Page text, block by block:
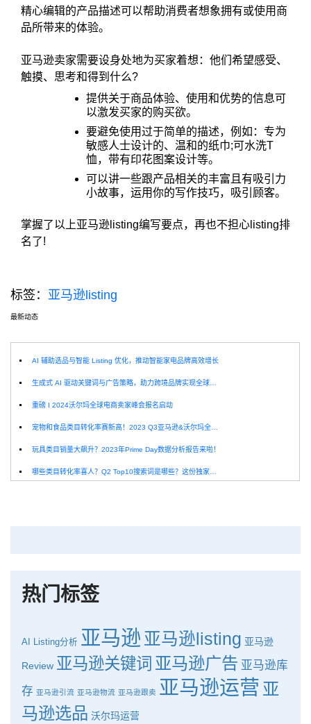
精心编辑的产品描述可以帮助消费者想象拥有或使用商
品所带来的体验。
亚马逊卖家需要设身处地为买家着想：他们希望感受、
触摸、思考和得到什么?
提供关于商品体验、使用和优势的信息可
以激发买家的购买欲。
要避免使用过于简单的描述，例如：专为
敏感人士设计的、温和的纸巾;可水洗T
恤，带有印花图案设计等。
可以讲一些跟产品相关的丰富且有吸引力
小故事，运用你的写作技巧，吸引顾客。
掌握了以上亚马逊listing编写要点，再也不担心listing排
名了!
标签： 亚马逊listing
最新动态
AI 辅助选品与智能 Listing 优化，推动智能家电品牌高效增长
生成式 AI 驱动关键词与广告策略，助力跨境品牌实现全球增长突破
重磅 I 2024沃尔玛全球电商卖家峰会报名启动
宠物和食品类目转化率赛新高！2023 Q3亚马逊&沃尔玛全球电商CPC数据发布！
玩具类目销量大飙升？2023年Prime Day数据分析报告来啦！
哪些类目转化率喜人？Q2 Top10搜索词是哪些？这份独家报告来解答！
热门标签
AI Listing分析 亚马逊 亚马逊listing 亚马逊
Review 亚马逊关键词 亚马逊广告 亚马逊库
存 亚马逊引流 亚马逊物流 亚马逊跟卖 亚马逊运营 亚
马逊选品 沃尔玛运营